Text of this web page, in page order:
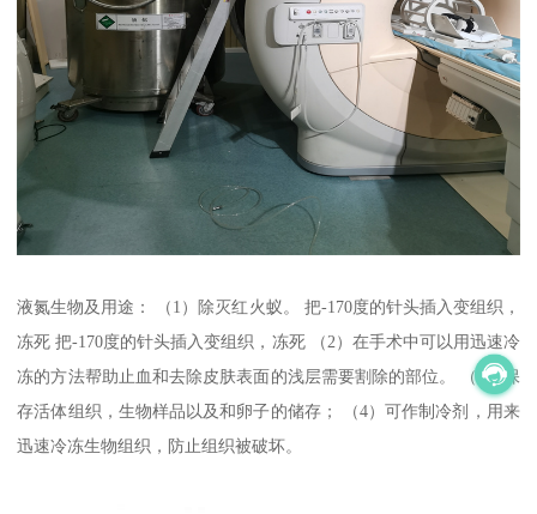
液氮生物及用途： （1）除灭红火蚁。 把-170度的针头插入变组织，
冻死 把-170度的针头插入变组织，冻死 （2）在手术中可以用迅速冷
冻的方法帮助止血和去除皮肤表面的浅层需要割除的部位。 （3）保
存活体组织，生物样品以及和卵子的储存； （4）可作制冷剂，用来
迅速冷冻生物组织，防止组织被破坏。